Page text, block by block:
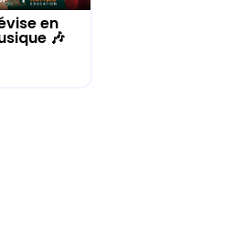
en
🎶